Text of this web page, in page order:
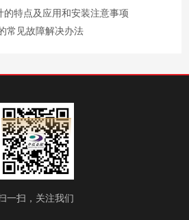
的特点及应用和安装注意事项
常见故障解决办法
一扫，关注我们